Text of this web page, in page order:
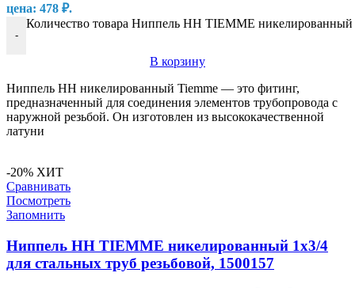
цена: 478 ₽.
-
Количество товара Ниппель HH TIEMME никелированный
В корзину
Ниппель HH никелированный Tiemme — это фитинг,
предназначенный для соединения элементов трубопровода с
наружной резьбой. Он изготовлен из высококачественной
латуни
-20% ХИТ
Сравнивать
Посмотреть
Запомнить
Ниппель HH TIEMME никелированный 1х3/4
для стальных труб резьбовой, 1500157